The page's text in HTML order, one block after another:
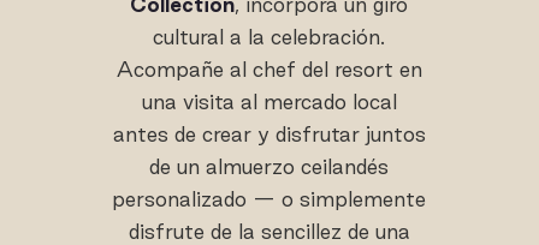
cultural a la celebración.
Acompañe al chef del resort en
una visita al mercado local
antes de crear y disfrutar juntos
de un almuerzo ceilandés
personalizado — o simplemente
disfrute de la sencillez de una